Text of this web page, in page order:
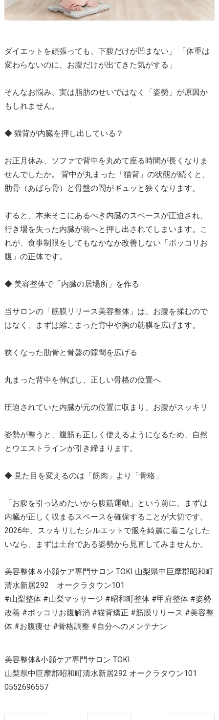
ダイエットを頑張っても、下腹だけが凹まない」 「体重は
変わらないのに、お腹だけが出てきた気がする」
そんなお悩み、実は脂肪のせいではなく「姿勢」が原因か
もしれません。
◆ 猫背が内臓を押し出している？
お正月休み、ソファで背中を丸めて座る時間が長くなりま
せんでしたか。 背中が丸まった「猫背」の状態が続くと、
肋骨（あばら骨）と骨盤の間がギュッと狭くなります。
すると、本来そこにあるべき内臓のスペースが圧迫され、
行き場を失った内臓が前へと押し出されてしまいます。こ
れが、食事制限をしてもなかなか改善しない「ポッコリお
腹」の正体です。
◆ 美容整体で「内臓の居場所」を作る
当サロンの「筋膜リリース美容整体」は、お腹を揉むので
はなく、まずは縮こまった背中や胸の筋膜を広げます。
狭くなった肋骨と骨盤の隙間を広げる
丸まった背中を伸ばし、正しい骨格の位置へ
圧迫されていた内臓が元の位置に収まり、お腹がスッキリ
姿勢が整うと、腹筋も正しく使えるようになるため、自然
とウエストラインが引き締まります。
◆ 見た目を変えるのは「筋肉」より「骨格」
「お腹を引っ込めたいから腹筋運動」という前に、まずは
内臓が正しく収まるスペースを確保することが大切です。
2026年、スッキリしたシルエットで服を綺麗に着こなした
いなら、まずは土台である姿勢から見直してみませんか。
美容整体＆小顔ケア専門サロン TOKI 山梨県中巨摩郡昭和町
清水新居292 オークラタウン101
#山梨整体 #山梨マッサージ #昭和町整体 #甲府整体 #姿勢
改善 #ポッコリお腹解消 #猫背矯正 #筋膜リリース #美容整
体 #お腹痩せ #骨格調整 #自分へのメンテナン
美容整体&小顔ケア専門サロン TOKI
山梨県中巨摩郡昭和町清水新居292 オークラタウン101
0552696557